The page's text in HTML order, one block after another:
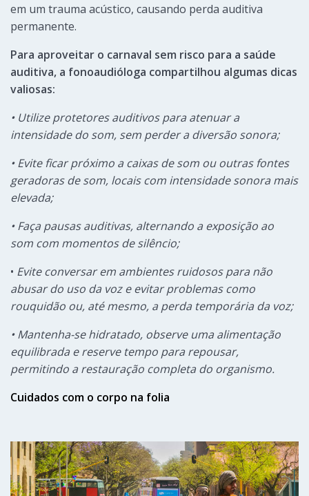
em um trauma acústico, causando perda auditiva
permanente.
Para aproveitar o carnaval sem risco para a saúde
auditiva, a fonoaudióloga compartilhou algumas dicas
valiosas:
• Utilize protetores auditivos para atenuar a
intensidade do som, sem perder a diversão sonora;
• Evite ficar próximo a caixas de som ou outras fontes
geradoras de som, locais com intensidade sonora mais
elevada;
• Faça pausas auditivas, alternando a exposição ao
som com momentos de silêncio;
• Eviteconversar em ambientes ruidosos para não
abusar do uso da voz e evitar problemas como
rouquidão ou, até mesmo, a perda temporária da voz;
• Mantenha-se hidratado, observe uma alimentação
equilibrada e reserve tempo para repousar,
permitindo a restauração completa do organismo.
Cuidados com o corpo na folia